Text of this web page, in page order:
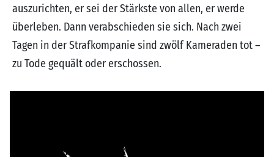
auszurichten, er sei der Stärkste von allen, er werde
überleben. Dann verabschieden sie sich. Nach zwei
Tagen in der Strafkompanie sind zwölf Kameraden tot –
zu Tode gequält oder erschossen.